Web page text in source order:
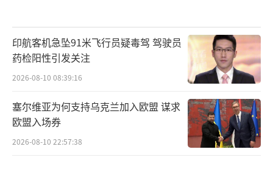
印航客机急坠91米飞行员疑毒驾 驾驶员
药检阳性引发关注
2026-08-10 08:39:16
塞尔维亚为何支持乌克兰加入欧盟 谋求
欧盟入场券
2026-08-10 22:57:38